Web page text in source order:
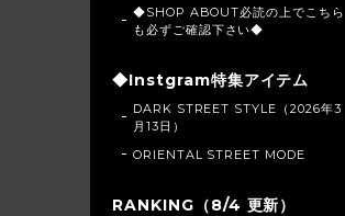
◆SHOP ABOUT必読の上でこちら
も必ずご確認下さい◆
◆Instgram特集アイテム
DARK STREET STYLE（2026年3
月13日）
ORIENTAL STREET MODE
RANKING（8/4 更新）